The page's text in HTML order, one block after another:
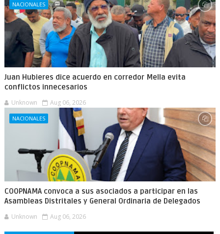
NACIONALES
Juan Hubieres dice acuerdo en corredor Mella evita
conflictos innecesarios
Unknown Aug 06, 2026
NACIONALES
COOPNAMA convoca a sus asociados a participar en las
Asambleas Distritales y General Ordinaria de Delegados
Unknown Aug 06, 2026